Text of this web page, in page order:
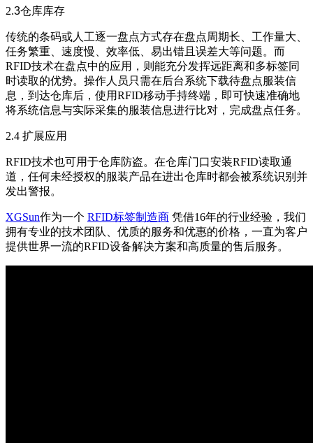
2.3仓库库存
传统的条码或人工逐一盘点方式存在盘点周期长、工作量大、
任务繁重、速度慢、效率低、易出错且误差大等问题。而
RFID技术在盘点中的应用，则能充分发挥远距离和多标签同
时读取的优势。操作人员只需在后台系统下载待盘点服装信
息，到达仓库后，使用RFID移动手持终端，即可快速准确地
将系统信息与实际采集的服装信息进行比对，完成盘点任务。
2.4 扩展应用
RFID技术也可用于仓库防盗。在仓库门口安装RFID读取通
道，任何未经授权的服装产品在进出仓库时都会被系统识别并
发出警报。
XGSun作为一个 RFID标签制造商 凭借16年的行业经验，我们
拥有专业的技术团队、优质的服务和优惠的价格，一直为客户
提供世界一流的RFID设备解决方案和高质量的售后服务。